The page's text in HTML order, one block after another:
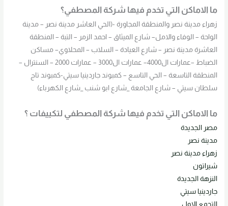
ما الاماكن التي تخدم فيها شركة المصطفي؟
زهراء مدينة نصر والمنطقة المجاورة -(الحي العاشر مدينة نصر – مدينة
الواحة – الوفاء والامل– شارع الميثاق – احمد الزمر – التبة – المنطقة
العاشرة مدينة نصر – شارع العيادة – السلاب – المحلاوي– مساكن
الضباط –عمارات ال4000– عمارات ال3000 – عمارات 2000 – السنترال –
المنطقة التاسعة – الحي التاسع – كمبوند جاردينيا سيتي-كمبوند تاج
سلطان سيتي – شارع الجامعة _شارع ابو شنب _شارع الكهرباء)
ما الاماكن التي تخدم فيها شركة المصطفي لتكييفات ؟
مصر الجديدة
مدينة نصر
زهراء مدينة نصر
شيراتون
النزهة الجديدة
جاردينيا سيتي
التجمع الاول